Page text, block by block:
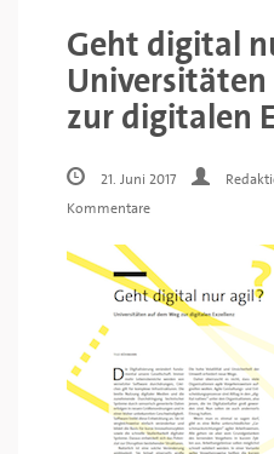
Geht digital
zur digitalen
21. Juni 2017
Kommentare